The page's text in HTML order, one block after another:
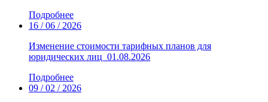
Подробнее
16 / 06 / 2026
Изменение стоимости тарифных планов для
юридических лиц_01.08.2026
Подробнее
09 / 02 / 2026